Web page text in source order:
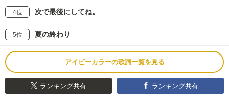
4位 次で最後にしてね。
5位 夏の終わり
アイビーカラーの歌詞一覧を見る
ランキング共有 ランキング共有